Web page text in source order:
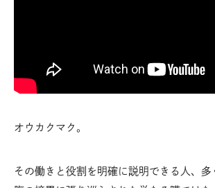
オウカクマク。
その働きと役割を明確に説明できる人、多